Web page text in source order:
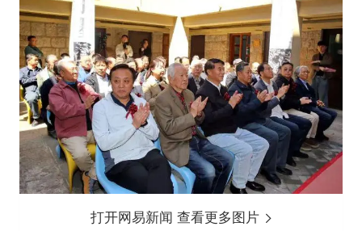
打开网易新闻 查看更多图片